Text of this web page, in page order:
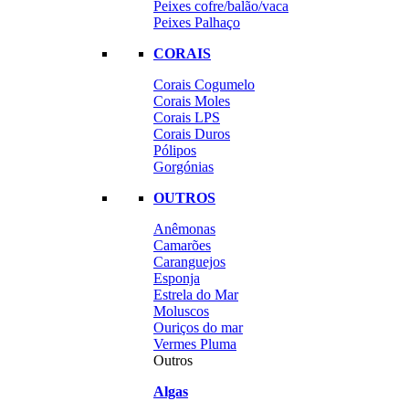
Peixes cofre/balão/vaca
Peixes Palhaço
CORAIS
Corais Cogumelo
Corais Moles
Corais LPS
Corais Duros
Pólipos
Gorgónias
OUTROS
Anêmonas
Camarões
Caranguejos
Esponja
Estrela do Mar
Moluscos
Ouriços do mar
Vermes Pluma
Outros
Algas